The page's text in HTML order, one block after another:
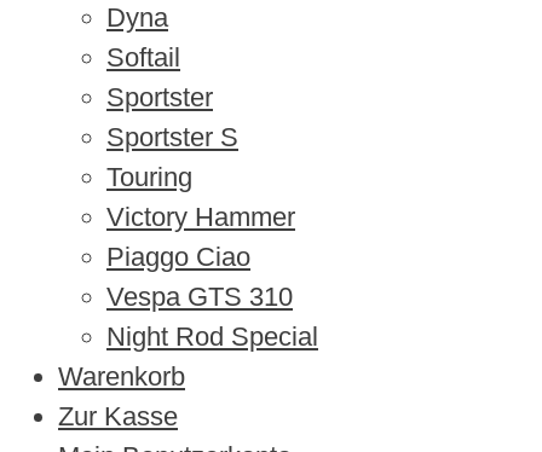
Dyna
Softail
Sportster
Sportster S
Touring
Victory Hammer
Piaggo Ciao
Vespa GTS 310
Night Rod Special
Warenkorb
Zur Kasse